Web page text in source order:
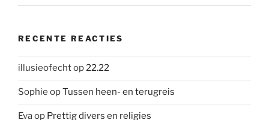
RECENTE REACTIES
illusieofechtop22.22
Sophie opTussen heen- en terugreis
Evaop Prettig divers en religies